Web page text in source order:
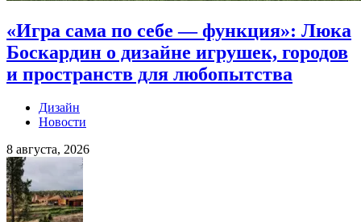
«Игра сама по себе — функция»: Люка
Боскардин о дизайне игрушек, городов
и пространств для любопытства
Дизайн
Новости
8 августа, 2026